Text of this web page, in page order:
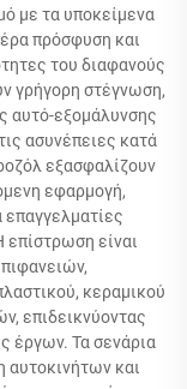
με τα υποκείμενα
πρόσφυση και
του διαφανούς
γρήγορη στέγνωση,
αυτό-εξομάλυνσης
ασυνέπειες κατά
εξασφαλίζουν
εφαρμογή,
επαγγελματίες
επίστρωση είναι
κεραμικού
επιδεικνύοντας
έργων. Τα σενάρια
αυτοκινήτων και